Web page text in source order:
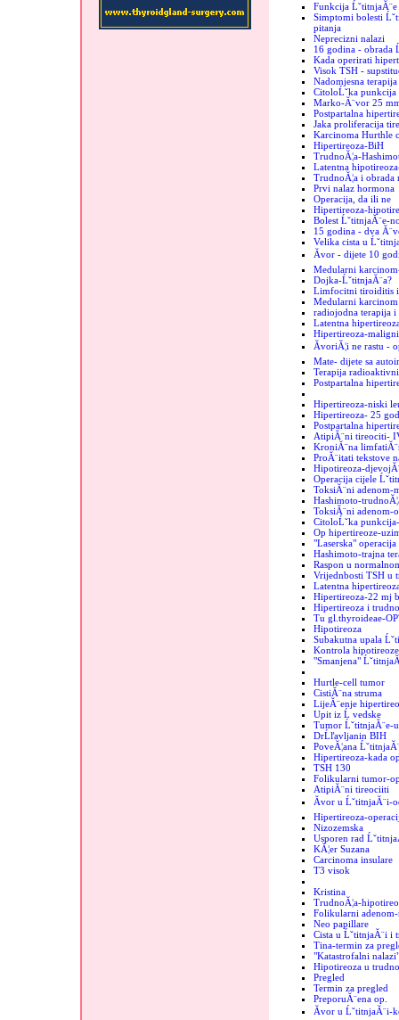
Funkcija ĹˇtitnjaĂ¨e
Simptomi bolesti
pitanja
Neprecizni nalazi
16 godina - obrada
Kada operirati
Visok TSH -
Nadomjesna
CitoloĹˇka punkcija
Marko-Ă¨vor 25
Postpartalna
Jaka proliferacija
Karcinoma Hurthle
Hipertireoza-BiH
TrudnoĂ¦a-
Latentna
TrudnoĂ¦a i obrada
Prvi nalaz hormona
Operacija, da ili ne
Hipertireoza-
Bolest ĹˇtitnjaĂ¨e-
15 godina - dva
Velika cista u
Ăvor - dijete 10
Medularni
Dojka-ĹˇtitnjaĂ¨a?
Limfocitni tiroiditis i
Medularni
radiojodna terapija i
Latentna
Hipertireoza-
ĂvoriĂ¦i ne rastu -
Mate- dijete sa
Terapija
Postpartalna
Hipertireoza-niski
Hipertireoza- 25 god
Postpartalna
AtipiĂ¨ni tireociti-
KroniĂ¨na
ProĂ¨itati tekstove
Hipotireoza-
Operacija cijele
ToksiĂ¨ni adenom-
Hashimoto-
ToksiĂ¨ni adenom-
CitoloĹˇka
Op hipertireoze-
"Laserska" operacija
Hashimoto-trajna
Raspon u
Vrijednbosti TSH u
Latentna
Hipertireoza-22 mj
Hipertireoza i
Tu gl.thyroideae-
Hipotireoza
Subakutna upala
Kontrola hipotireoze
"Smanjena"
Hurtle-cell tumor
CistiĂ¨na struma
LijeĂ¨enje
Upit iz Ĺ vedske
Tumor ĹˇtitnjaĂ¨e-
DrĹľavljanin BIH
PoveĂ¦ana
Hipertireoza-kada
TSH 130
Folikularni tumor-
AtipiĂ¨ni tireociiti
Ăvor u ĹˇtitnjaĂ¨i-
Hipertireoza-
Nizozemska
Usporen rad
KĂ¦er Suzana
Carcinoma insulare
T3 visok
Kristina
TrudnoĂ¦a-
Folikularni adenom-
Neo papillare
Cista u ĹˇtitnjaĂ¨i i
Tina-termin za
"Katastrofalni
Hipotireoza u
Pregled
Termin za pregled
PreporuĂ¨ena op.
Ăvor u ĹˇtitnjaĂ¨i-